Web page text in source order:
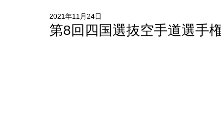
第8回四国選抜空手道選手
2021年11月24日